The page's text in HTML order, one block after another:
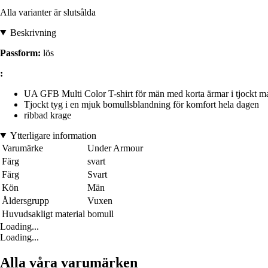
Alla varianter är slutsålda
Beskrivning
Passform: lös
:
UA GFB Multi Color T-shirt för män med korta ärmar i tjockt
Tjockt tyg i en mjuk bomullsblandning för komfort hela dagen
ribbad krage
Ytterligare information
Varumärke
Under Armour
Färg
svart
Färg
Svart
Kön
Män
Åldersgrupp
Vuxen
Huvudsakligt material bomull
Loading...
Loading...
Alla våra varumärken